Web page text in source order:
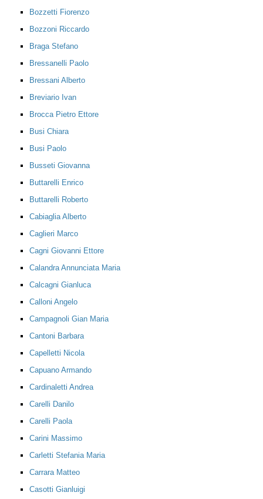
Bozzetti Fiorenzo
Bozzoni Riccardo
Braga Stefano
Bressanelli Paolo
Bressani Alberto
Breviario Ivan
Brocca Pietro Ettore
Busi Chiara
Busi Paolo
Busseti Giovanna
Buttarelli Enrico
Buttarelli Roberto
Cabiaglia Alberto
Caglieri Marco
Cagni Giovanni Ettore
Calandra Annunciata Maria
Calcagni Gianluca
Calloni Angelo
Campagnoli Gian Maria
Cantoni Barbara
Capelletti Nicola
Capuano Armando
Cardinaletti Andrea
Carelli Danilo
Carelli Paola
Carini Massimo
Carletti Stefania Maria
Carrara Matteo
Casotti Gianluigi